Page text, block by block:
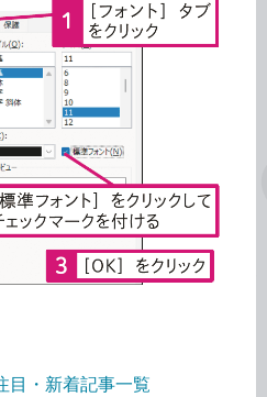
目・新着記事一覧